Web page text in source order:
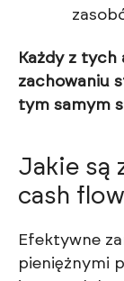
Każdy z tych
zachowaniu
tym samym
Jakie są
cash
Efektywne
pieniężnymi